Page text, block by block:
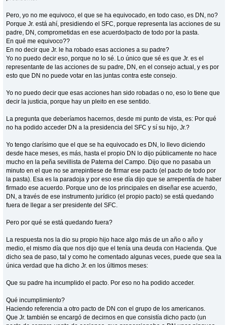
Pero, yo no me equivoco, el que se ha equivocado, en todo caso, es DN, no?
Porque Jr. está ahí, presidiendo el SFC, porque representa las acciones de su
padre, DN, comprometidas en ese acuerdo/pacto de todo por la pasta.
En qué me equivoco??
En no decir que Jr. le ha robado esas acciones a su padre?
Yo no puedo decir eso, porque no lo sé. Lo único que sé es que Jr. es el
representante de las acciones de su padre, DN, en el consejo actual, y es por
esto que DN no puede votar en las juntas contra este consejo.
Yo no puedo decir que esas acciones han sido robadas o no, eso lo tiene que
decir la justicia, porque hay un pleito en ese sentido.
La pregunta que deberíamos hacernos, desde mi punto de vista, es: Por qué
no ha podido acceder DN a la presidencia del SFC y sí su hijo, Jr.?
Yo tengo clarísimo que el que se ha equivocado es DN, lo llevo diciendo
desde hace meses, es más, hasta el propio DN lo dijo públicamente no hace
mucho en la peña sevillista de Paterna del Campo. Dijo que no pasaba un
minuto en el que no se arrepintiese de firmar ese pacto (el pacto de todo por
la pasta). Esa es la paradoja y por eso ese día dijo que se arrepentía de haber
firmado ese acuerdo. Porque uno de los principales en diseñar ese acuerdo,
DN, a través de ese instrumento jurídico (el propio pacto) se está quedando
fuera de llegar a ser presidente del SFC.
Pero por qué se está quedando fuera?
La respuesta nos la dio su propio hijo hace algo más de un año o año y
medio, el mismo día que nos dijo que el tenía una deuda con Hacienda. Que
dicho sea de paso, tal y como he comentado algunas veces, puede que sea la
única verdad que ha dicho Jr. en los últimos meses:
Que su padre ha incumplido el pacto. Por eso no ha podido acceder.
Qué incumplimiento?
Haciendo referencia a otro pacto de DN con el grupo de los americanos.
Que Jr. también se encargó de decirnos en que consistía dicho pacto (un